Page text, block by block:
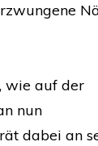
wie auf der
nun
dabei an